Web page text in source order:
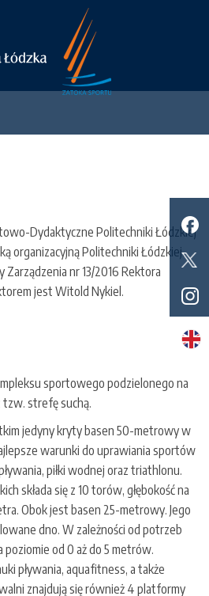
Dydaktyczne Politechniki Łódzkiej
organizacyjną Politechniki Łódzkiej.
Zarządzenia nr 13/2016 Rektora
jest Witold Nykiel.
sportowego podzielonego na
tzw. strefę suchą.
jedyny kryty basen 50-metrowy w
warunki do uprawiania sportów
piłki wodnej oraz triathlonu.
składa się z 10 torów, głębokość na
Obok jest basen 25-metrowy. Jego
dno. W zależności od potrzeb
od 0 aż do 5 metrów.
pływania, aquafitness, a także
znajdują się również 4 platformy